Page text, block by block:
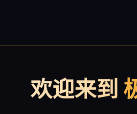
欢迎来到